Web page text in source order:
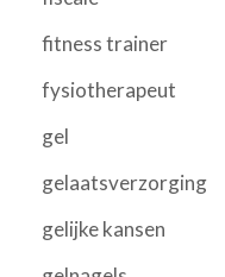
fitness trainer
fysiotherapeut
gel
gelaatsverzorging
gelijke kansen